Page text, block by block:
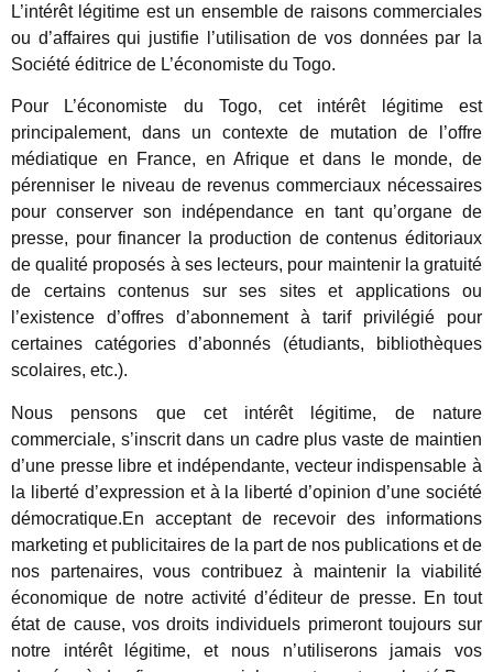
L’intérêt légitime est un ensemble de raisons commerciales
ou d’affaires qui justifie l’utilisation de vos données par la
Société éditrice de L’économiste du Togo.
Pour L’économiste du Togo, cet intérêt légitime est
principalement, dans un contexte de mutation de l’offre
médiatique en France, en Afrique et dans le monde, de
pérenniser le niveau de revenus commerciaux nécessaires
pour conserver son indépendance en tant qu’organe de
presse, pour financer la production de contenus éditoriaux
de qualité proposés à ses lecteurs, pour maintenir la gratuité
de certains contenus sur ses sites et applications ou
l’existence d’offres d’abonnement à tarif privilégié pour
certaines catégories d’abonnés (étudiants, bibliothèques
scolaires, etc.).
Nous pensons que cet intérêt légitime, de nature
commerciale, s’inscrit dans un cadre plus vaste de maintien
d’une presse libre et indépendante, vecteur indispensable à
la liberté d’expression et à la liberté d’opinion d’une société
démocratique.En acceptant de recevoir des informations
marketing et publicitaires de la part de nos publications et de
nos partenaires, vous contribuez à maintenir la viabilité
économique de notre activité d’éditeur de presse. En tout
état de cause, vos droits individuels primeront toujours sur
notre intérêt légitime, et nous n’utiliserons jamais vos